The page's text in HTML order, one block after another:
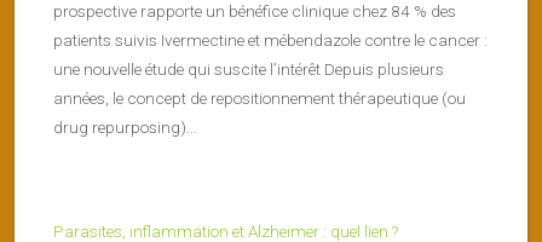
prospective rapporte un bénéfice clinique chez 84 % des
patients suivis Ivermectine et mébendazole contre le cancer :
une nouvelle étude qui suscite l’intérêt Depuis plusieurs
années, le concept de repositionnement thérapeutique (ou
drug repurposing)...
Parasites, inflammation et Alzheimer : quel lien ?